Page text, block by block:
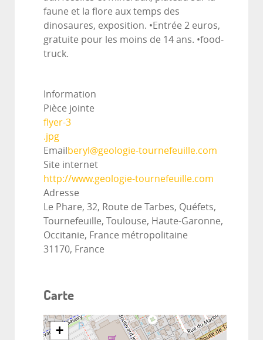
faune et la flore aux temps des
dinosaures, exposition. •Entrée 2 euros,
gratuite pour les moins de 14 ans. •food-
truck.
Information
Pièce jointe
flyer-3
.jpg
Emailberyl@geologie-tournefeuille.com
Site internet
http://www.geologie-tournefeuille.com
Adresse
Le Phare, 32, Route de Tarbes, Quéfets,
Tournefeuille, Toulouse, Haute-Garonne,
Occitanie, France métropolitaine
31170, France
Carte
+